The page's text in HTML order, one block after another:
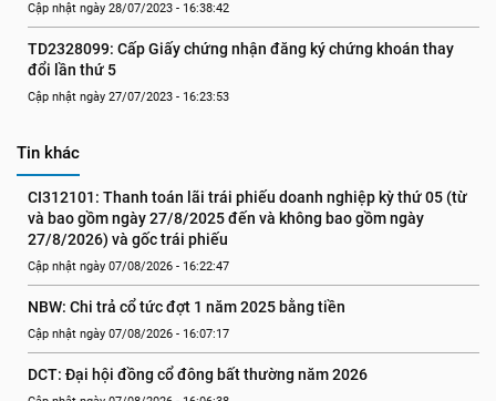
Cập nhật ngày 28/07/2023 - 16:38:42
TD2328099: Cấp Giấy chứng nhận đăng ký chứng khoán thay
đổi lần thứ 5
Cập nhật ngày 27/07/2023 - 16:23:53
Tin khác
CI312101: Thanh toán lãi trái phiếu doanh nghiệp kỳ thứ 05 (từ
và bao gồm ngày 27/8/2025 đến và không bao gồm ngày
27/8/2026) và gốc trái phiếu
Cập nhật ngày 07/08/2026 - 16:22:47
NBW: Chi trả cổ tức đợt 1 năm 2025 bằng tiền
Cập nhật ngày 07/08/2026 - 16:07:17
DCT: Đại hội đồng cổ đông bất thường năm 2026